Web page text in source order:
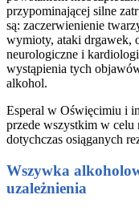
przypominającej silne
są: zaczerwienienie
wymioty, ataki drgawek,
neurologiczne i
wystąpienia tych
alkohol.
Esperal w Oświęcimiu i
przede wszystkim w celu
dotychczas osiąganych
Wszywka
uzależnienia